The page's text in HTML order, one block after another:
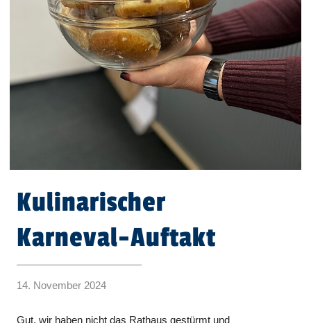
Kulinarischer
Karneval-Auftakt
14. November 2024
Gut, wir haben nicht das Rathaus gestürmt und